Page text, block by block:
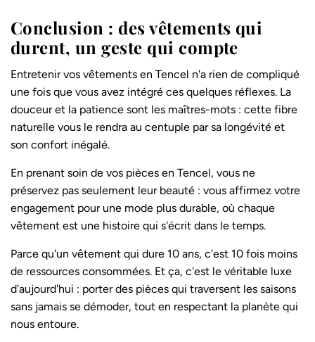
Conclusion : des vêtements qui
durent, un geste qui compte
Entretenir vos vêtements en Tencel n'a rien de compliqué
une fois que vous avez intégré ces quelques réflexes. La
douceur et la patience sont les maîtres-mots : cette fibre
naturelle vous le rendra au centuple par sa longévité et
son confort inégalé.
En prenant soin de vos pièces en Tencel, vous ne
préservez pas seulement leur beauté : vous affirmez votre
engagement pour une mode plus durable, où chaque
vêtement est une histoire qui s'écrit dans le temps.
Parce qu'un vêtement qui dure 10 ans, c'est 10 fois moins
de ressources consommées. Et ça, c'est le véritable luxe
d'aujourd'hui : porter des pièces qui traversent les saisons
sans jamais se démoder, tout en respectant la planète qui
nous entoure.